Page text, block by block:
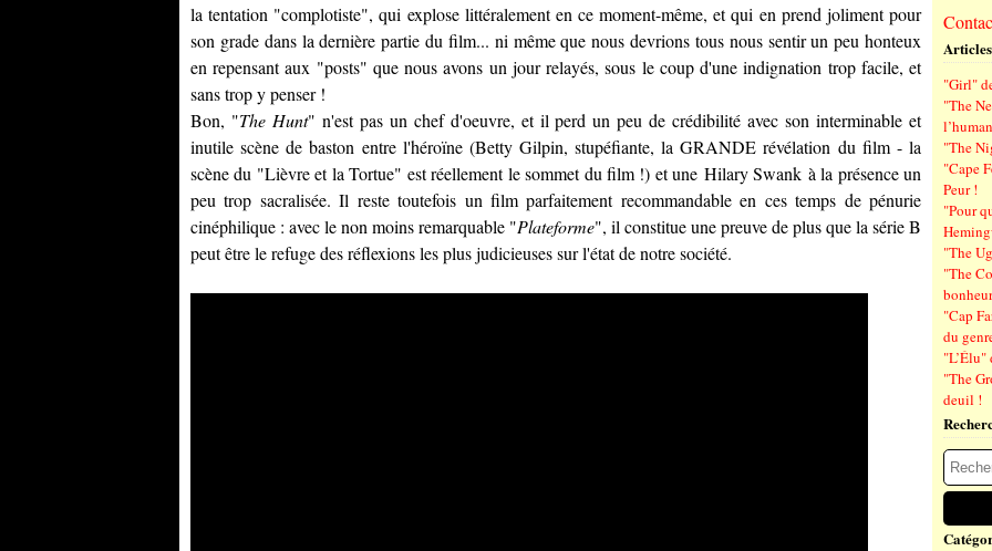
la tentation "complotiste", qui explose littéralement en ce moment-même, et qui en prend joliment pour
son grade dans la dernière partie du film... ni même que nous devrions tous nous sentir un peu honteux
en repensant aux "posts" que nous avons un jour relayés, sous le coup d'une indignation trop facile, et
sans trop y penser !
Bon, "The Hunt" n'est pas un chef d'oeuvre, et il perd un peu de crédibilité avec son interminable et
inutile scène de baston entre l'héroïne (Betty Gilpin, stupéfiante, la GRANDE révélation du film - la
scène du "Lièvre et la Tortue" est réellement le sommet du film !) et une Hilary Swank à la présence un
peu trop sacralisée. Il reste toutefois un film parfaitement recommandable en ces temps de pénurie
cinéphilique : avec le non moins remarquable "Plateforme", il constitue une preuve de plus que la série B
peut être le refuge des réflexions les plus judicieuses sur l'état de notre société.
Mars
Mai
Avril
Juin
Mai
Juin
Mai
Juin
Mai
Août
Juin
Mai
Juin
Mai
"Girl"
"The
"The
"Cape
Peur !
"Pour
"The
"The
bonheur
"Cap
du
"L’Élu"
"The
deuil !